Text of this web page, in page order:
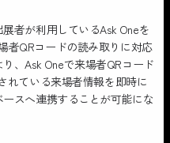
者が利用しているAsk Oneを
者QRコードの読み取りに対応
、Ask Oneで来場者QRコード
れている来場者情報を即時に
スへ連携することが可能にな